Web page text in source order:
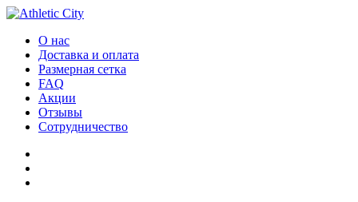
О нас
Доставка и оплата
Размерная сетка
FAQ
Акции
Отзывы
Сотрудничество